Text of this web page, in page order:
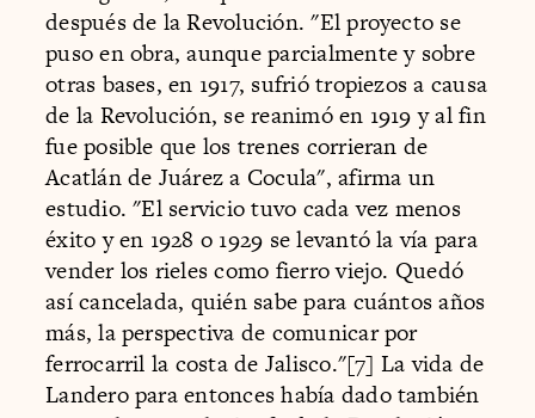
después de la Revolución. "El proyecto se
puso en obra, aunque parcialmente y sobre
otras bases, en 1917, sufrió tropiezos a causa
de la Revolución, se reanimó en 1919 y al fin
fue posible que los trenes corrieran de
Acatlán de Juárez a Cocula", afirma un
estudio. "El servicio tuvo cada vez menos
éxito y en 1928 o 1929 se levantó la vía para
vender los rieles como fierro viejo. Quedó
así cancelada, quién sabe para cuántos años
más, la perspectiva de comunicar por
ferrocarril la costa de Jalisco."[7] La vida de
Landero para entonces había dado también